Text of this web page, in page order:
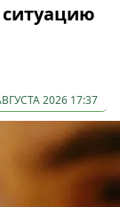
2026 17:37